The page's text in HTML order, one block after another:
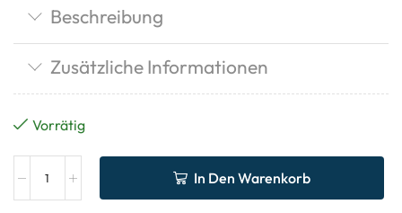
Beschreibung
Zusätzliche Informationen
Vorrätig
In Den Warenkorb